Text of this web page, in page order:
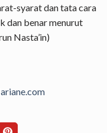
syarat dan tata cara
dan benar menurut
Nasta’in)